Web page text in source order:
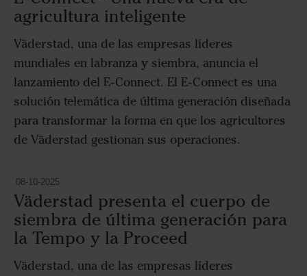
de la profundidad desde la cabina.
agricultura inteligente
Väderstad, una de las empresas líderes
mundiales en labranza y siembra, anuncia el
lanzamiento del E-Connect. El E-Connect es una
solución telemática de última generación diseñada
para transformar la forma en que los agricultores
de Väderstad gestionan sus operaciones.
08-10-2025
Väderstad presenta el cuerpo de
siembra de última generación para
la Tempo y la Proceed
Väderstad, una de las empresas líderes